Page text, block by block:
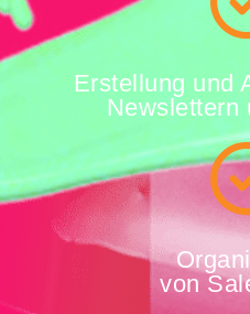
Erstellung und
Newslettern
von